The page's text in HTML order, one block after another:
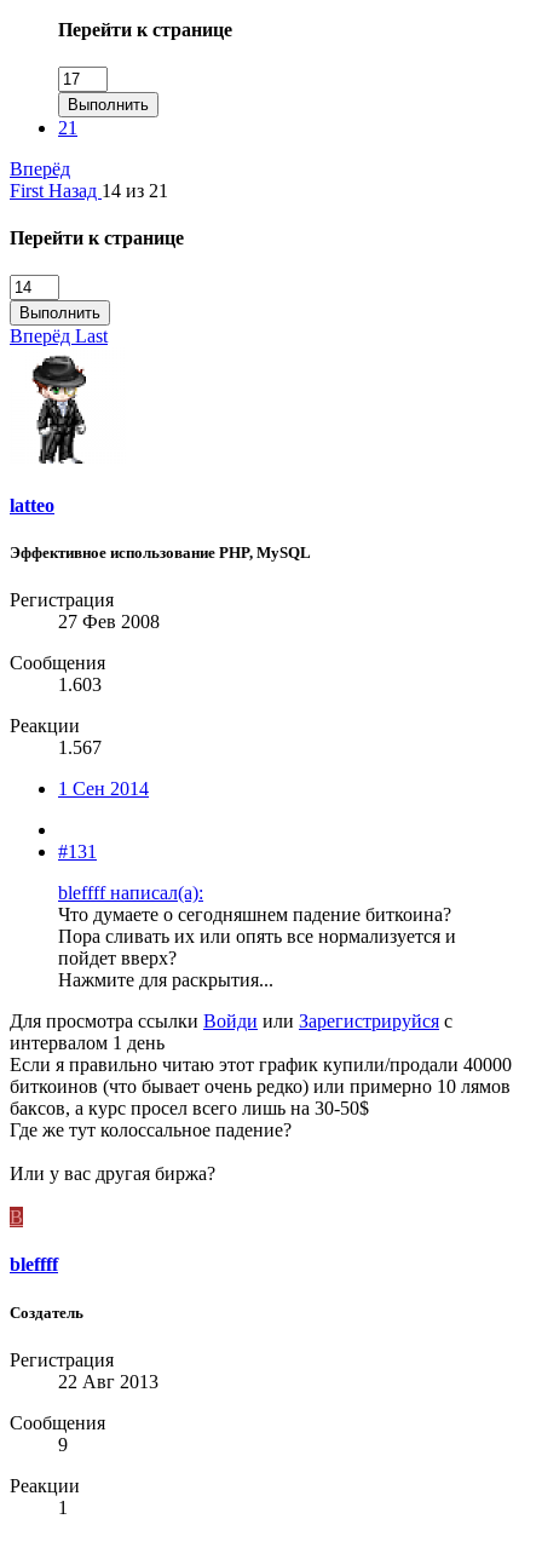
Перейти к странице
Выполнить
21
Вперёд
First Назад 14 из 21
Перейти к странице
Выполнить
Вперёд Last
latteo
Эффективное использование PHP, MySQL
Регистрация
27 Фев 2008
Сообщения
1.603
Реакции
1.567
1 Сен 2014
#131
bleffff написал(а):
Что думаете о сегодняшнем падение биткоина?
Пора сливать их или опять все нормализуется и
пойдет вверх?
Нажмите для раскрытия...
Для просмотра ссылки Войди или Зарегистрируйся с
интервалом 1 день
Если я правильно читаю этот график купили/продали 40000
биткоинов (что бывает очень редко) или примерно 10 лямов
баксов, а курс просел всего лишь на 30-50$
Где же тут колоссальное падение?
Или у вас другая биржа?
B
bleffff
Создатель
Регистрация
22 Авг 2013
Сообщения
9
Реакции
1